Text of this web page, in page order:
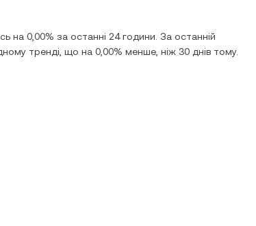
на 0,00% за останні 24 години. За останній
тренді, що на 0,00% менше, ніж 30 днів тому.